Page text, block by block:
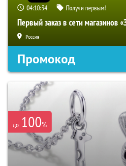
04:10:33 Получи первым!
Первый заказ в сети магазинов
Россия
Промокод
до 100%